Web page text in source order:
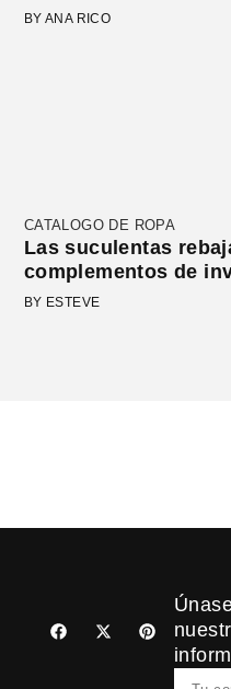
BY ANA RICO
CATALOGO DE ROPA
Las suculentas
complementos de
BY ESTEVE
F
a
X
-
P
i